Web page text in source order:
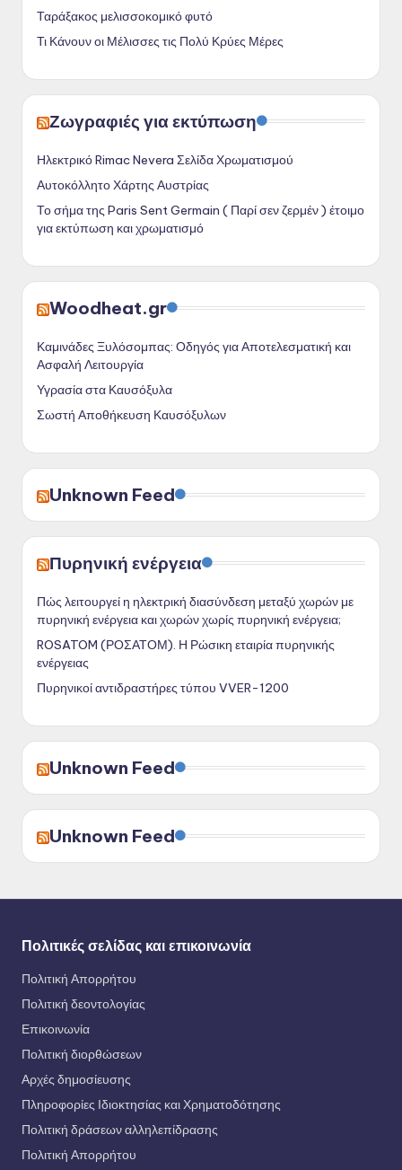
Ταράξακος μελισσοκομικό φυτό
Τι Κάνουν οι Μέλισσες τις Πολύ Κρύες Μέρες
Ζωγραφιές για εκτύπωση
Ηλεκτρικό Rimac Nevera Σελίδα Χρωματισμού
Αυτοκόλλητο Χάρτης Αυστρίας
Το σήμα της Paris Sent Germain ( Παρί σεν ζερμέν ) έτοιμο
για εκτύπωση και χρωματισμό
Woodheat.gr
Καμινάδες Ξυλόσομπας: Οδηγός για Αποτελεσματική και
Ασφαλή Λειτουργία
Υγρασία στα Καυσόξυλα
Σωστή Αποθήκευση Καυσόξυλων
Unknown Feed
Πυρηνική ενέργεια
Πώς λειτουργεί η ηλεκτρική διασύνδεση μεταξύ χωρών με
πυρηνική ενέργεια και χωρών χωρίς πυρηνική ενέργεια;
ROSATOM (ΡΟΣΑΤΟΜ). Η Ρώσικη εταιρία πυρηνικής
ενέργειας
Πυρηνικοί αντιδραστήρες τύπου VVER-1200
Unknown Feed
Unknown Feed
Πολιτικές σελίδας και επικοινωνία
Πολιτική Απορρήτου
Πολιτική δεοντολογίας
Επικοινωνία
Πολιτική διορθώσεων
Αρχές δημοσίευσης
Πληροφορίες Ιδιοκτησίας και Χρηματοδότησης
Πολιτική δράσεων αλληλεπίδρασης
Πολιτική Απορρήτου